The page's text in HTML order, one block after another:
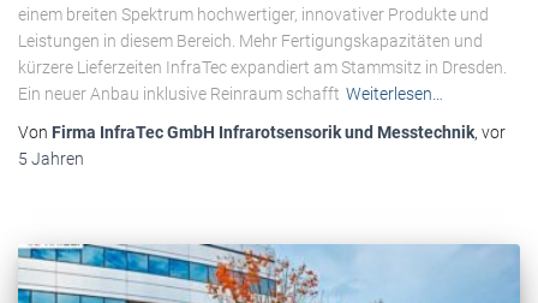
einem breiten Spektrum hochwertiger, innovativer Produkte und
Leistungen in diesem Bereich. Mehr Fertigungskapazitäten und
kürzere Lieferzeiten InfraTec expandiert am Stammsitz in Dresden.
Ein neuer Anbau inklusive Reinraum schafft Weiterlesen…
Von Firma InfraTec GmbH Infrarotsensorik und Messtechnik, vor
5 Jahren